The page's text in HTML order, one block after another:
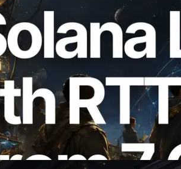
Solana Leader Slot
Ping dari 7
— Validators Information